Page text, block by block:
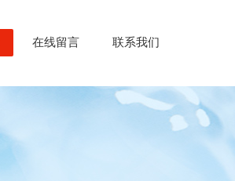
在线留言 联系我们